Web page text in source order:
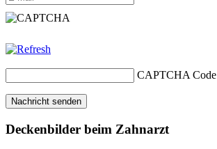
CAPTCHA Code
Deckenbilder beim Zahnarzt